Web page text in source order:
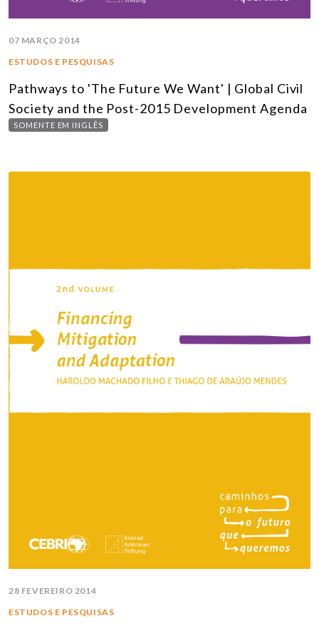
07 MARÇO 2014
ESTUDOS E PESQUISAS
Pathways to 'The Future We Want' | Global Civil
Society and the Post-2015 Development Agenda
SOMENTE EM INGLÊS
28 FEVEREIRO 2014
ESTUDOS E PESQUISAS